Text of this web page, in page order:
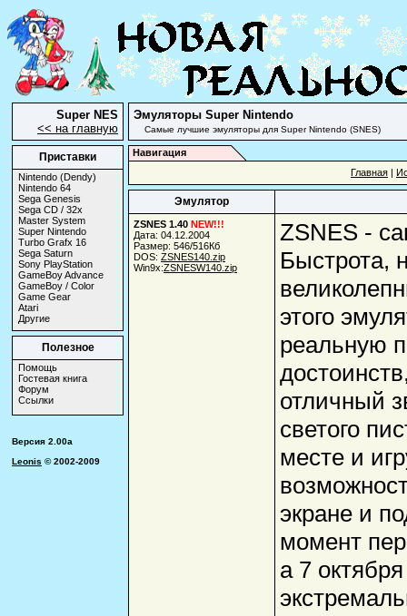
Super NES
<< на главную
Приставки
Nintendo (Dendy)
Nintendo 64
Sega Genesis
Sega CD / 32x
Master System
Super Nintendo
Turbo Grafx 16
Sega Saturn
Sony PlayStation
GameBoy Advance
GameBoy / Color
Game Gear
Atari
Другие
Полезное
Помощь
Гостевая книга
Форум
Ссылки
Версия 2.00a
Leonis© 2002-2009
Эмуляторы Super Nintendo
Самые лучшие эмуляторы для Super Nintendo (SNES)
Навигация
Главная |
Эмулятор
ZSNES 1.40 NEW!!!
Дата: 04.12.2004
Размер: 546/516Кб
DOS: ZSNES140.zip
Win9x:ZSNESW140.zip
ZSNES -
Быстрота,
этого
реальную
отличный
светого
месте и
экране и
момент
а 7